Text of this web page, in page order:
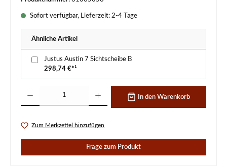
Sofort verfügbar, Lieferzeit: 2-4 Tage
Ähnliche Artikel
Justus Austin 7 Sichtscheibe B
298,74 €*¹
In den Warenkorb
Zum Merkzettel hinzufügen
Frage zum Produkt